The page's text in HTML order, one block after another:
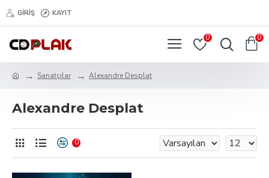
GIRIŞ KAYIT
0 0
Sanatçılar Alexandre Desplat
Alexandre Desplat
0